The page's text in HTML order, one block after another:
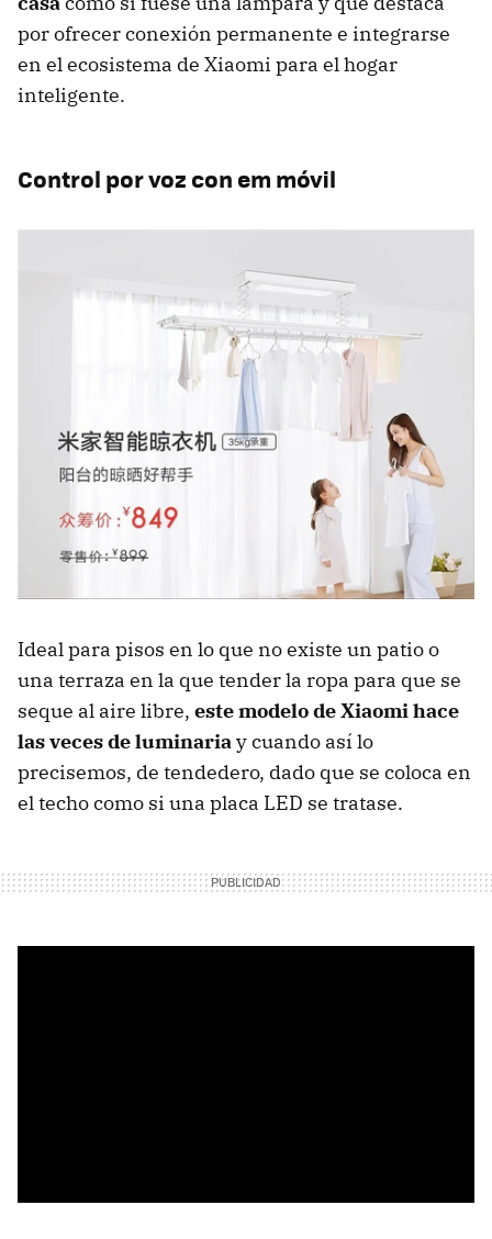
por ofrecer conexión permanente e integrarse
en el ecosistema de Xiaomi para el hogar
inteligente.
Control por voz con em móvil
Ideal para pisos en lo que no existe un patio o
una terraza en la que tender la ropa para que se
seque al aire libre, este modelo de Xiaomi hace
las veces de luminariay cuando así lo
precisemos, de tendedero, dado que se coloca en
el techo como si una placa LED se tratase.